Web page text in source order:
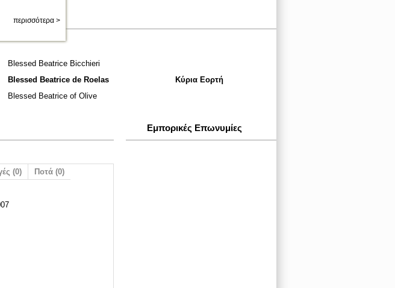
περισσότερα >
Blessed Beatrice Bicchieri
Blessed Beatrice de Roelas
Κύρια Εορτή
Blessed Beatrice of Olive
Εμπορικές Επωνυμίες
(0) Ποτά (0)